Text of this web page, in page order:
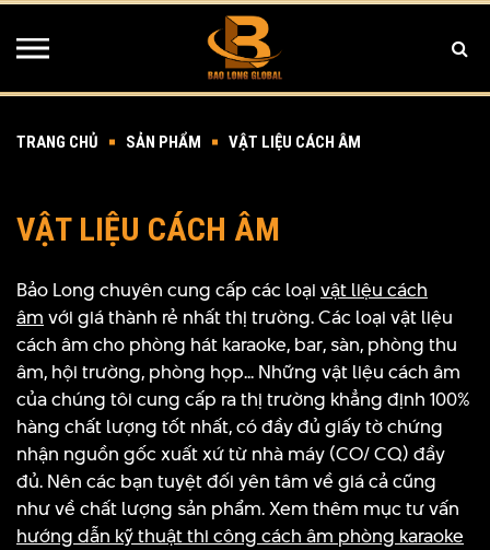
TRANG CHỦ SẢN PHẨM VẬT LIỆU CÁCH ÂM
VẬT LIỆU CÁCH ÂM
Bảo Long chuyên cung cấp các loại vật liệu cách
âm với giá thành rẻ nhất thị trường. Các loại vật liệu
cách âm cho phòng hát karaoke, bar, sàn, phòng thu
âm, hội trường, phòng họp... Những vật liệu cách âm
của chúng tôi cung cấp ra thị trường khẳng định 100%
hàng chất lượng tốt nhất, có đầy đủ giấy tờ chứng
nhận nguồn gốc xuất xứ từ nhà máy (CO/ CQ) đầy
đủ. Nên các bạn tuyệt đối yên tâm về giá cả cũng
như về chất lượng sản phẩm. Xem thêm mục tư vấn
hướng dẫn kỹ thuật thi công cách âm phòng karaoke